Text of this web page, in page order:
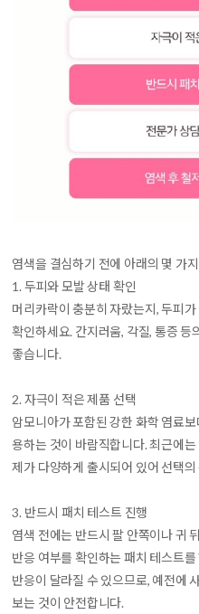
염색을 결심하기 전에 아래의 몇 가
1. 두피와 모발 상태 확인
머리카락이 충분히 자랐는지, 두피
확인하세요. 간지러움, 각질, 통증 등
좋습니다.
2. 자극이 적은 제품 선택
암모니아가 포함된 강한 화학 염료
용하는 것이 바람직합니다. 최근에
제가 다양하게 출시되어 있어 선택
3. 반드시 패치 테스트 진행
염색 전에는 반드시 팔 안쪽이나 귀
반응 여부를 확인하는 패치 테스트
반응이 달라질 수 있으므로, 예전에
보는 것이 안전합니다.